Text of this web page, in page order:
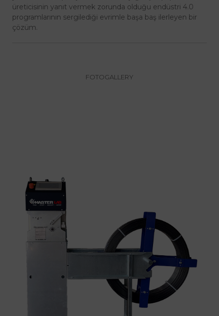
üreticisinin yanıt vermek zorunda olduğu endüstri 4.0
programlarının sergilediği evrimle başa baş ilerleyen bir
çözüm.
FOTOGALLERY